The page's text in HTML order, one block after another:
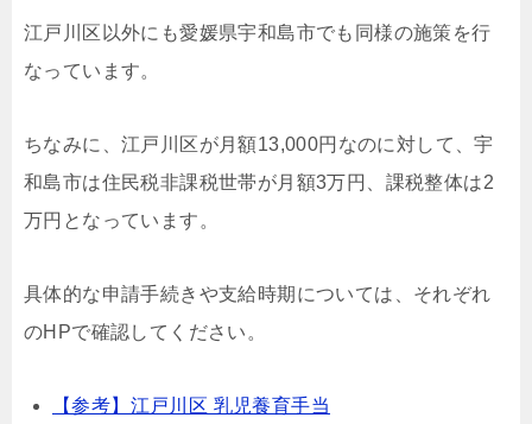
江戸川区以外にも愛媛県宇和島市でも同様の施策を行
なっています。
ちなみに、江戸川区が月額13,000円なのに対して、宇
和島市は住民税非課税世帯が月額3万円、課税整体は2
万円となっています。
具体的な申請手続きや支給時期については、それぞれ
のHPで確認してください。
【参考】江戸川区 乳児養育手当